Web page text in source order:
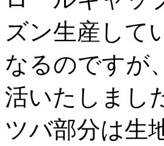
ズン生産して
なるのですが
活いたしまし
ツバ部分は生